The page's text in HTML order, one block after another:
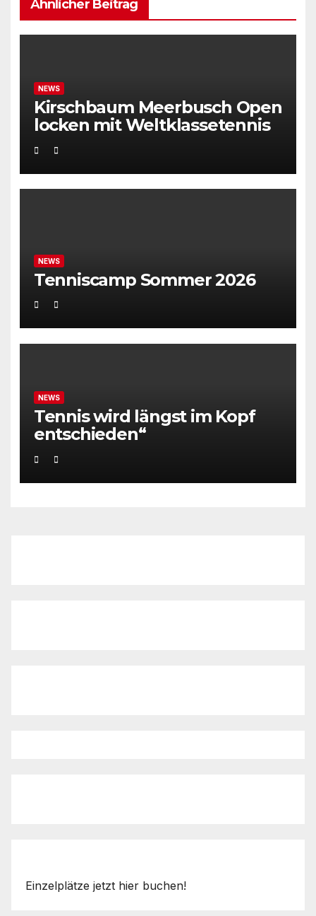
Ähnlicher Beitrag
NEWS
Kirschbaum Meerbusch Open
locken mit Weltklassetennis
NEWS
Tenniscamp Sommer 2026
NEWS
Tennis wird längst im Kopf
entschieden“
Einzelplätze jetzt hier buchen!